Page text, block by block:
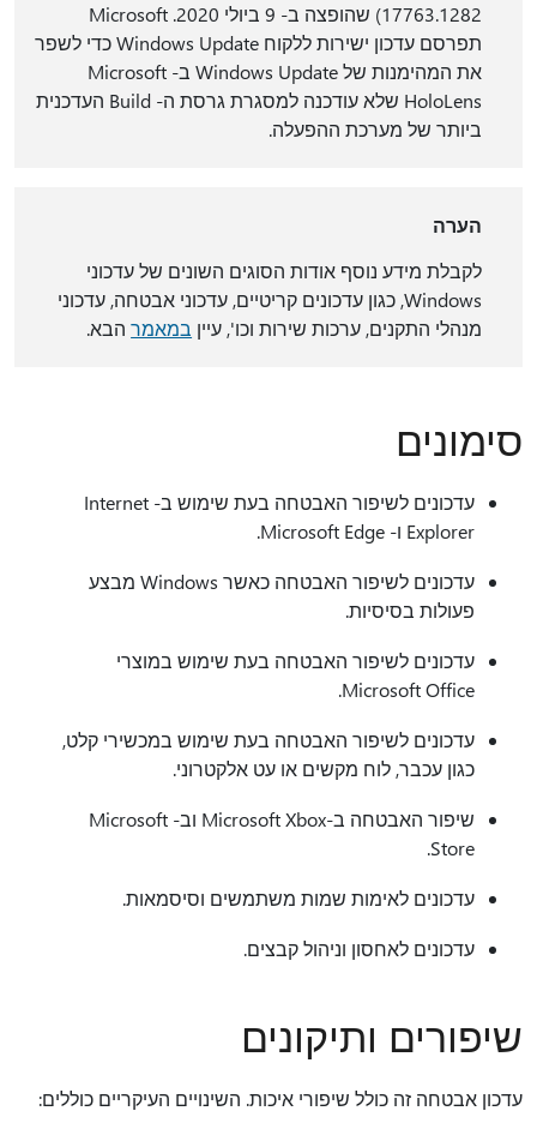
17763.1282) שהופצה ב- 9 ביולי 2020. Microsoft
תפרסם עדכון ישירות ללקוח Windows Update כדי לשפר
את המהימנות של Windows Update ב- Microsoft
HoloLens שלא עודכנה למסגרת גרסת ה- Build העדכנית
ביותר של מערכת ההפעלה.
הערה
לקבלת מידע נוסף אודות הסוגים השונים של עדכוני
Windows, כגון עדכונים קריטיים, עדכוני אבטחה, עדכוני
מנהלי התקנים, ערכות שירות וכו', עיין במאמרהבא.
סימונים
עדכונים לשיפור האבטחה בעת שימוש ב- Internet
Explorer ו- Microsoft Edge.
עדכונים לשיפור האבטחה כאשר Windows מבצע
פעולות בסיסיות.
עדכונים לשיפור האבטחה בעת שימוש במוצרי
Microsoft Office.
עדכונים לשיפור האבטחה בעת שימוש במכשירי קלט,
כגון עכבר, לוח מקשים או עט אלקטרוני.
שיפור האבטחה ב-Microsoft Xbox וב- Microsoft
Store.
עדכונים לאימות שמות משתמשים וסיסמאות.
עדכונים לאחסון וניהול קבצים.
שיפורים ותיקונים
עדכון אבטחה זה כולל שיפורי איכות. ‫השינויים העיקריים כוללים: